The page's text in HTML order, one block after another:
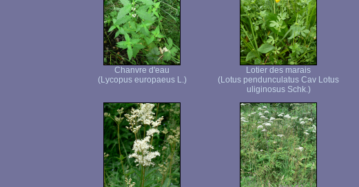
Chanvre d'eau
(Lycopus europaeus L.)
Lotier des marais
(Lotus pendunculatus Cav Lotus
uliginosus Schk.)